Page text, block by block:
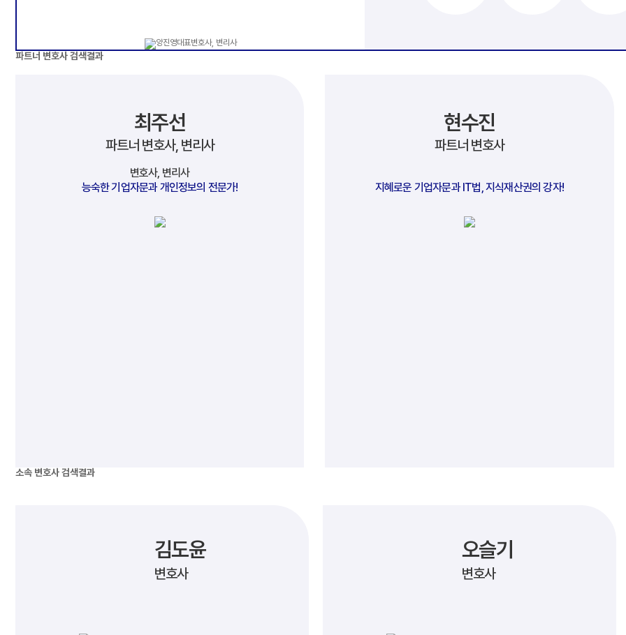
파트너 변호사검색결과
최주선
파트너 변호사, 변리사
변호사, 변리사
능숙한 기업자문과 개인정보의 전문가!
현수진
파트너 변호사
지혜로운 기업자문과 IT법, 지식재산권의 강자!
소속 변호사검색결과
김도윤
변호사
오슬기
변호사